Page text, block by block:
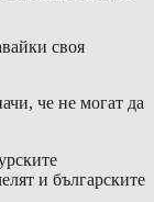
своя
че не могат да
и българските